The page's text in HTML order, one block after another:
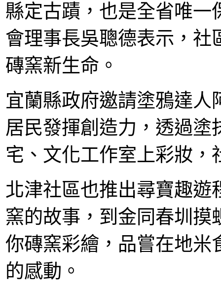
縣定古蹟，也是全省唯一
會理事長吳聰德表示，社
磚窯新生命。
宜蘭縣政府邀請塗鴉達
居民發揮創造力，透過
宅、文化工作室上彩妝
北津社區也推出尋寶趣遊
窯的故事，到金同春圳摸
你磚窯彩繪，品嘗在地米
的感動。